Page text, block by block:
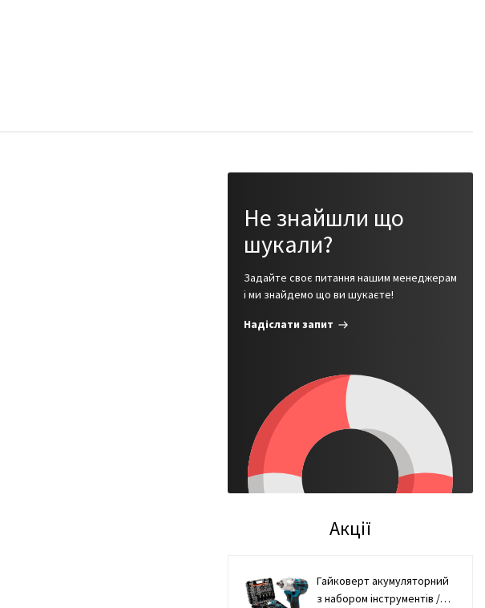
Не знайшли що
шукали?
Задайте своє питання нашим менеджерам
і ми знайдемо що ви шукаєте!
Надіслати запит
Акції
Гайковерт акумуляторний
з набором інструментів /